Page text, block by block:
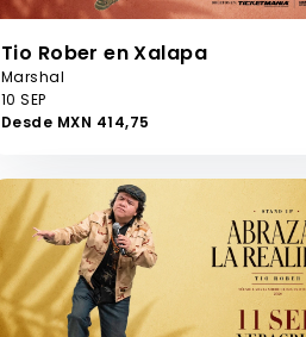
Tio Rober en Xalapa
Marshal
10 SEP
Desde MXN 414,75